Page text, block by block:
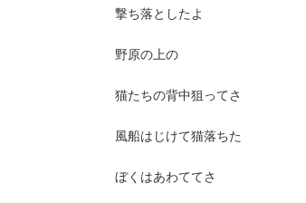
撃ち落としたよ
野原の上の
猫たちの背中狙ってさ
風船はじけて猫落ちた
ぼくはあわててさ